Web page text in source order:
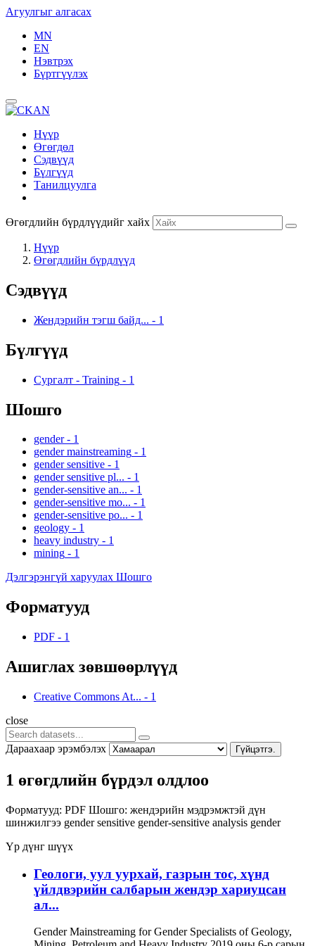
Агуулгыг алгасах
MN
EN
Нэвтрэх
Бүртгүүлэх
Нүүр
Өгөгдөл
Сэдвүүд
Бүлгүүд
Танилцуулга
Өгөгдлийн бүрдлүүдийг хайх
Нүүр
Өгөгдлийн бүрдлүүд
Сэдвүүд
Жендэрийн тэгш байд... - 1
Бүлгүүд
Сургалт - Training - 1
Шошго
gender - 1
gender mainstreaming - 1
gender sensitive - 1
gender sensitive pl... - 1
gender-sensitive an... - 1
gender-sensitive mo... - 1
gender-sensitive po... - 1
geology - 1
heavy industry - 1
mining - 1
Дэлгэрэнгүй харуулах Шошго
Форматууд
PDF - 1
Ашиглах зөвшөөрлүүд
Creative Commons At... - 1
close
Дараахаар эрэмбэлэх Гүйцэтгэ.
1 өгөгдлийн бүрдэл олдлоо
Форматууд: PDF Шошго: жендэрийн мэдрэмжтэй дүн
шинжилгээ gender sensitive gender-sensitive analysis gender
Үр дүнг шүүх
Геологи, уул уурхай, газрын тос, хүнд
үйлдвэрийн салбарын жендэр хариуцсан
ал...
Gender Mainstreaming for Gender Specialists of Geology,